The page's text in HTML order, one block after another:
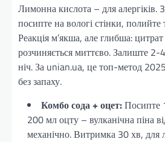
Лимонна кислота – для алергіків.
посипте на вологі стінки,
Реакція м’якша, але глибша:
розчиняється миттєво. Залиште 2-
ніч. За unian.ua, це топ-метод
без запаху.
Комбо сода + оцет:Посипте
200 мл оцту – вулканічна піна
механічно. Витримка 30 хв, для